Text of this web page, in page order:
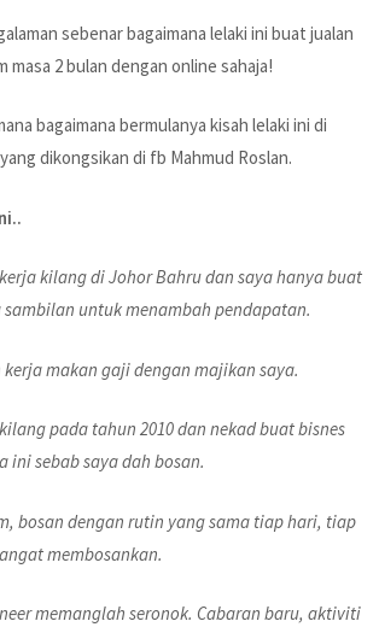
sebenar bagaimana lelaki ini buat jualan
masa 2 bulan dengan online sahaja!
bagaimana bermulanya kisah lelaki ini di
dikongsikan di fb Mahmud Roslan.
kilang di Johor Bahru dan saya hanya buat
sambilan untuk menambah pendapatan.
kerja makan gaji dengan majikan saya.
pada tahun 2010 dan nekad buat bisnes
ini sebab saya dah bosan.
bosan dengan rutin yang sama tiap hari, tiap
membosankan.
memanglah seronok. Cabaran baru, aktiviti